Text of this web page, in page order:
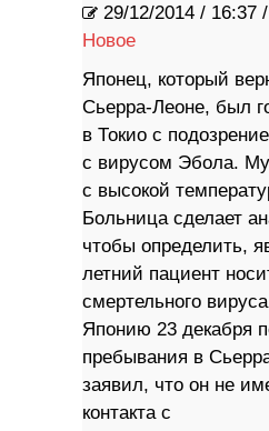
29/12/2014 / 16:37 /
Новое
Японец, который
Сьерра-Леоне, был
в Токио с
с вирусом Эбола.
с высокой
Больница сделает
чтобы определить,
летний пациент
смертельного
Японию 23 декабря
пребывания в
заявил, что он не
контакта с